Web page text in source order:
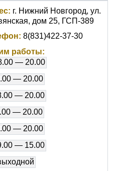
г. Нижний Новгород, ул.
дом 25, ГСП-389
8(831)422-37-30
работы:
— 20.00
— 20.00
— 20.00
— 20.00
— 20.00
— 15.00